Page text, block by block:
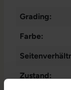
Grading:
Farbe:
Zustand: